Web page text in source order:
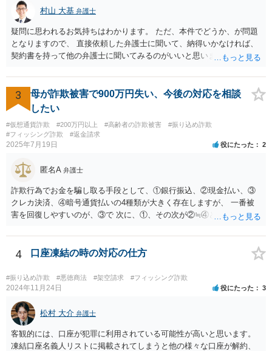
村山 大基 弁護士
疑問に思われるお気持ちはわかります。 ただ、本件でどうか、が問題
となりますので、 直接依頼した弁護士に聞いて、納得いかなければ、
契約書を持って他の弁護士に聞いてみるのがいいと思います。
3
母が詐欺被害で900万円失い、今後の対応を相談
したい
#仮想通貨詐欺 #200万円以上 #高齢者の詐欺被害
#振り込め詐欺
#フィッシング詐欺
#返金請求
2025年7月19日 役にたった 2
匿名A 弁護士
詐欺行為でお金を騙し取る手段として、①銀行振込、②現金払い、③
クレカ決済、④暗号通貨払いの4種類が大きく存在しますが、 一番被
害を回復しやすいのが、③で 次に、①、その次が②≒④となります。
いたことがないのが実情です。 現在、できる手段はすでに回答したこ
と以外にほぼないと思いますが、一度、弁護士会の消費者系に関する
てみてください。
4 口座凍結の時の対応の仕方
#振り込め詐欺 #悪徳商法 #架空請求 #フィッシング詐欺
2024年11月24日 役にたった 3
松村 大介 弁護士
客観的には、口座が犯罪に利用されている可能性が高いと思います。
凍結口座名義人リストに掲載されてしまうと他の様々な口座が解約、